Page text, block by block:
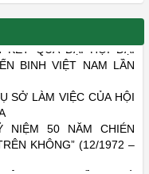
XÉT, TRAO TẶNG KỶ
NAM.
KẾT QUẢ ĐẠI HỘI ĐẠI
BINH VIỆT NAM LẦN
SỞ LÀM VIỆC CỦA HỘI
NIỆM 50 NĂM CHIÉN
KHÔNG” (12/1972 –
TIN - PHẦN 22 VÀ